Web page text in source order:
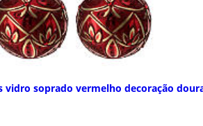
vidro soprado vermelho decoração